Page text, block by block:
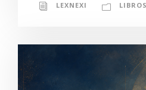
LEXNEXI LIBROS